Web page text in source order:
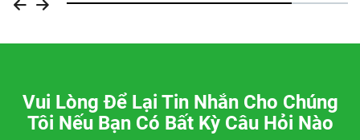
Vui Lòng Để Lại Tin Nhắn Cho Chúng
Tôi Nếu Bạn Có Bất Kỳ Câu Hỏi Nào